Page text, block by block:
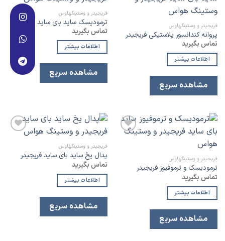
افزودن
مندی
فریجیدر و وستینگهاوس
پروانه کندانسور پلاستیکی فریجیدر
تماس بگیرید
اطلاعات بیشتر
مشاهده سریع
افزودن
به
لیست
مندی
فریجیدر و وستینگهاوس
ترمودیسک ساید بای ساید فریجیدر
تماس بگیرید
اطلاعات بیشتر
مشاهده سریع
افزودن
فریجیدر و وستینگهاوس
ترمودیسک و ترموفیوز فریجیدر
تماس بگیرید
اطلاعات بیشتر
مشاهده سریع
افزودن
لیست
علاقه
فریجیدر و وستینگهاوس
پدال یخ ساید بای ساید فریجیدر
تماس بگیرید
اطلاعات بیشتر
مشاهده سریع